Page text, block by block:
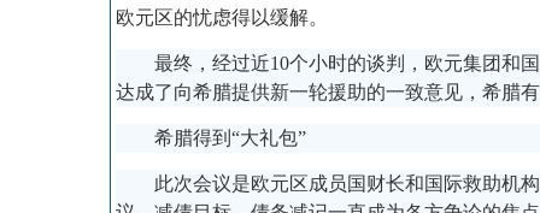
欧元区的忧虑得以缓解。
最终，经过近10个小时的谈判，欧元集团和国
达成了向希腊提供新一轮援助的一致意见，希腊
希腊得到“大礼包”
此次会议是欧元区成员国财长和国际救助机构